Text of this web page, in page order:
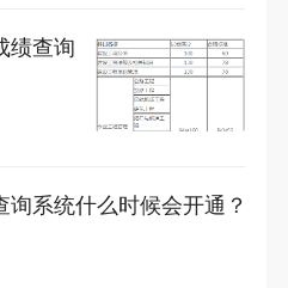
绩查询
询系统什么时候会开通？